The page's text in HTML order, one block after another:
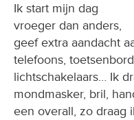
Ik start mijn dag
vroeger dan anders,
geef extra aandacht
telefoons,
lichtschakelaars… Ik
mondmasker, bril,
een overall, zo draag